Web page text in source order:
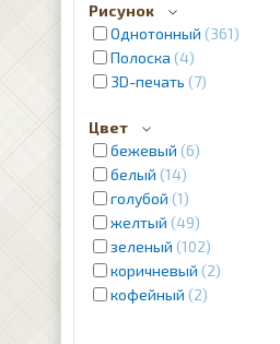
Рисунок
Однотонный 361
Полоска 4
3D-печать 7
Цвет
бежевый 6
белый 14
голубой 1
желтый 49
зеленый 102
коричневый 2
кофейный 2